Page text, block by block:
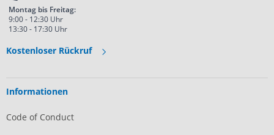
Montag bis Freitag:
9:00 - 12:30 Uhr
13:30 - 17:30 Uhr
Kostenloser Rückruf
Informationen
Code of Conduct